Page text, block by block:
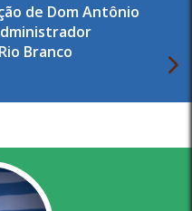
de Dom Antônio
Branco